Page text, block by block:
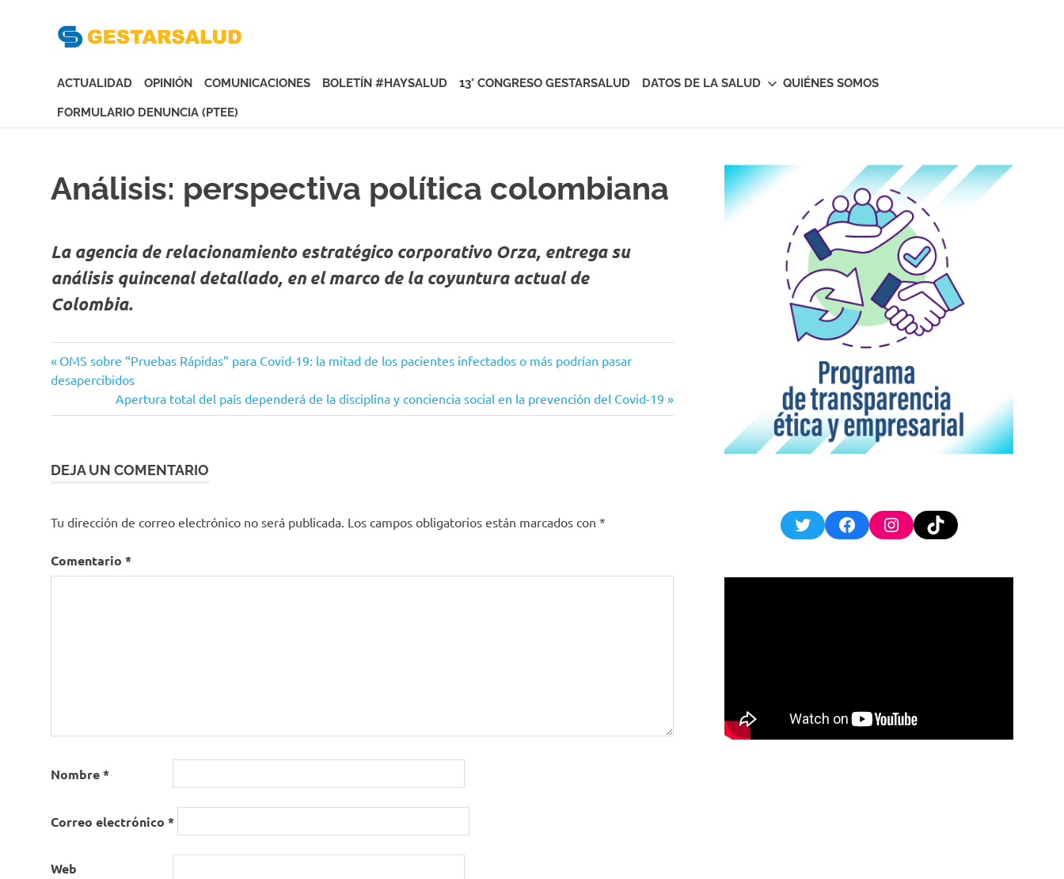
de
Gestoras
del
la
Salud
ACTUALIDAD OPINIÓN COMUNICACIONES BOLETÍN #HAYSALUD 13° CONGRESO GESTARSALUD DATOS DE LA SALUD QUIÉNES SOMOS
FORMULARIO DENUNCIA (PTEE)
Análisis: perspectiva política colombiana
La agencia de relacionamiento estratégico corporativo Orza, entrega su
análisis quincenal detallado, en el marco de la coyuntura actual de
Colombia.
Coronavirus
19
Navegación
Entrada
anterior:
OMS sobre “Pruebas Rápidas” para Covid-19: la mitad de los pacientes infectados o más podrían pasar
desapercibidos
Siguiente
entrada:
Apertura total del país dependerá de la disciplina y conciencia social en la prevención del Covid-19
DEJA UN COMENTARIO
Tu dirección de correo electrónico no será publicada. Los campos obligatorios están marcados con *
Comentario *
Nombre*
Correo electrónico *
Web
TwitterFacebookInstagram
TikTok